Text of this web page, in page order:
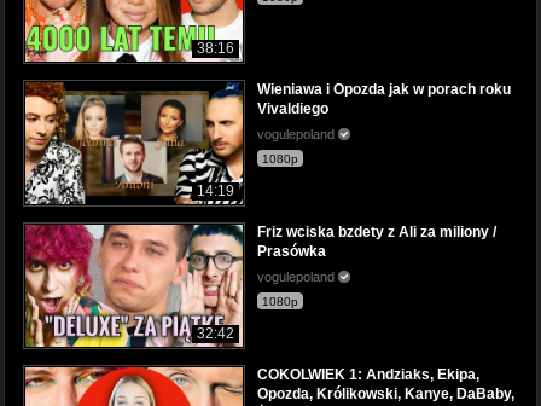
38:16
14:19
Wieniawa i Opozda jak w porach roku
Vivaldiego
vogulepoland
1080p
32:42
Friz wciska bzdety z Ali za miliony /
Prasówka
vogulepoland
1080p
COKOLWIEK 1: Andziaks, Ekipa,
Opozda, Królikowski, Kanye, DaBaby,